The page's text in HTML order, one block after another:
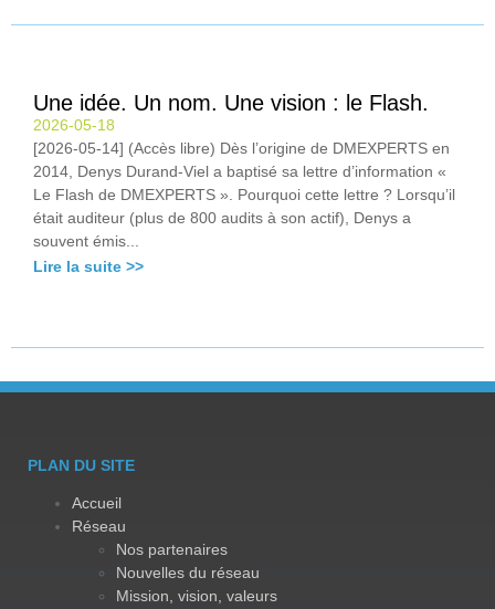
Une idée. Un nom. Une vision : le Flash.
2026-05-18
[2026-05-14] (Accès libre) Dès l’origine de DMEXPERTS en
2014, Denys Durand-Viel a baptisé sa lettre d’information «
Le Flash de DMEXPERTS ». Pourquoi cette lettre ? Lorsqu’il
était auditeur (plus de 800 audits à son actif), Denys a
souvent émis...
Lire la suite >>
PLAN DU SITE
Accueil
Réseau
Nos partenaires
Nouvelles du réseau
Mission, vision, valeurs